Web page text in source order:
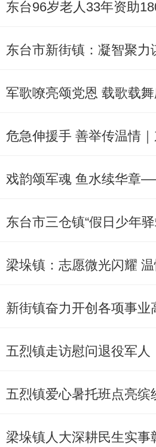
东台96岁老人33年资助
东台市新街镇：凝智聚
危急伸援手 善举传温情
戏韵颂军魂 鱼水续华章
东台市三仓镇“假日少年
梁垛镇：志愿微光闪耀
新街镇奋力开创各项事业
五烈镇走访慰问退役军人
五烈镇爱心暑托班点亮缤
梁垛镇人大深耕民生实事